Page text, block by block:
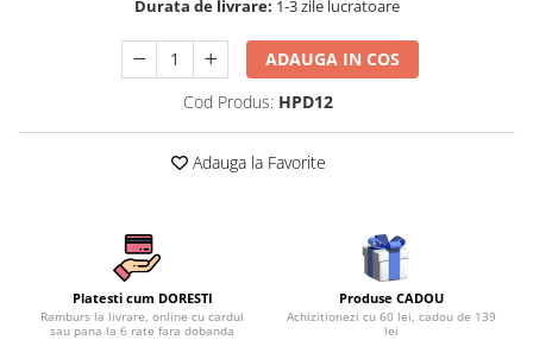
Set Lenjerie De Pat, 7 Piese, Cu
Pilota / Cuvertura Inclusa
Set Lenjerie De Pat Jacquard Regal,
11 Piese, Cuvertura Inclusa
Lenjerii Damasc Egiptean King Size
Lenjerii De Pat, Finet Premium, 1
Lenjerii De Pat Damasc 1 Persoana
Lenjerii De Pat, Imprimeu 3D, 1
Persoana
Durata de livrare: 1-3 zile lucratoare
ADAUGA IN COS
Cod Produs: HPD12
Adauga la Favorite
Platesti cum DORESTI
Ramburs la livrare, online cu cardul
sau pana la 6 rate fara dobanda
Produse CADOU
Achizitionezi cu 60 lei, cadou de 139
lei